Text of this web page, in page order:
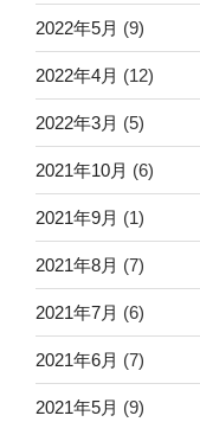
2022年5月 (9)
2022年4月 (12)
2022年3月 (5)
2021年10月 (6)
2021年9月 (1)
2021年8月 (7)
2021年7月 (6)
2021年6月 (7)
2021年5月 (9)